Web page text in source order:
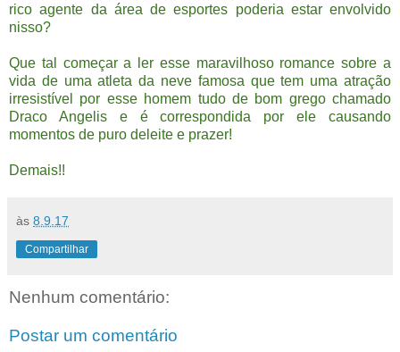
rico agente da área de esportes poderia estar envolvido
nisso?
Que tal começar a ler esse maravilhoso romance sobre a
vida de uma atleta da neve famosa que tem uma atração
irresistível por esse homem tudo de bom grego chamado
Draco Angelis e é correspondida por ele causando
momentos de puro deleite e prazer!
Demais!!
às 8.9.17
Compartilhar
Nenhum comentário:
Postar um comentário